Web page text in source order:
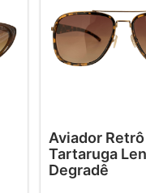
Aviador Retrô
Tartaruga
Degradê